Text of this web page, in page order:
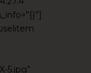
5.jpg”